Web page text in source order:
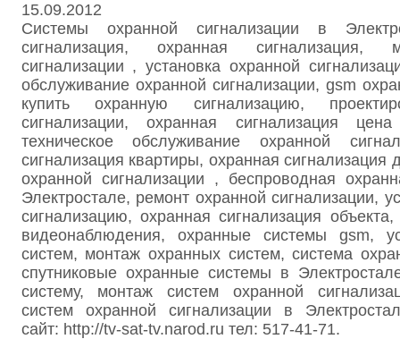
15.09.2012
Системы охранной сигнализации в
сигнализация, охранная сигнализация,
сигнализации , установка охранной
обслуживание охранной сигнализации, gsm
купить охранную сигнализацию,
сигнализации, охранная сигнализация
техническое обслуживание охранной
сигнализация квартиры, охранная сигнализация
охранной сигнализации , беспроводная
Электростале, ремонт охранной сигнализации,
сигнализацию, охранная сигнализация
видеонаблюдения, охранные системы gsm,
систем, монтаж охранных систем, система
спутниковые охранные системы в
систему, монтаж систем охранной
систем охранной сигнализации в
сайт: http://tv-sat-tv.narod.ru тел: 517-41-71.